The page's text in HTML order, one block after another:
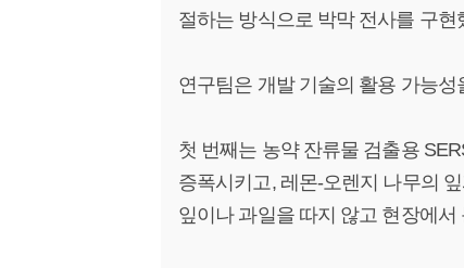
절하는 방식으로 박막 전사를 구현
연구팀은 개발 기술의 활용 가능
첫 번째는 농약 잔류물 검출용
증폭시키고, 레몬-오렌지 나무의
잎이나 과일을 따지 않고 현장에